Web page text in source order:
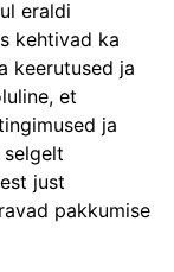
eraldi
kehtivad ka
keerutused ja
et
ja
just
pakkumise